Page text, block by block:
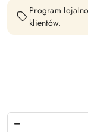
Program
klientów.